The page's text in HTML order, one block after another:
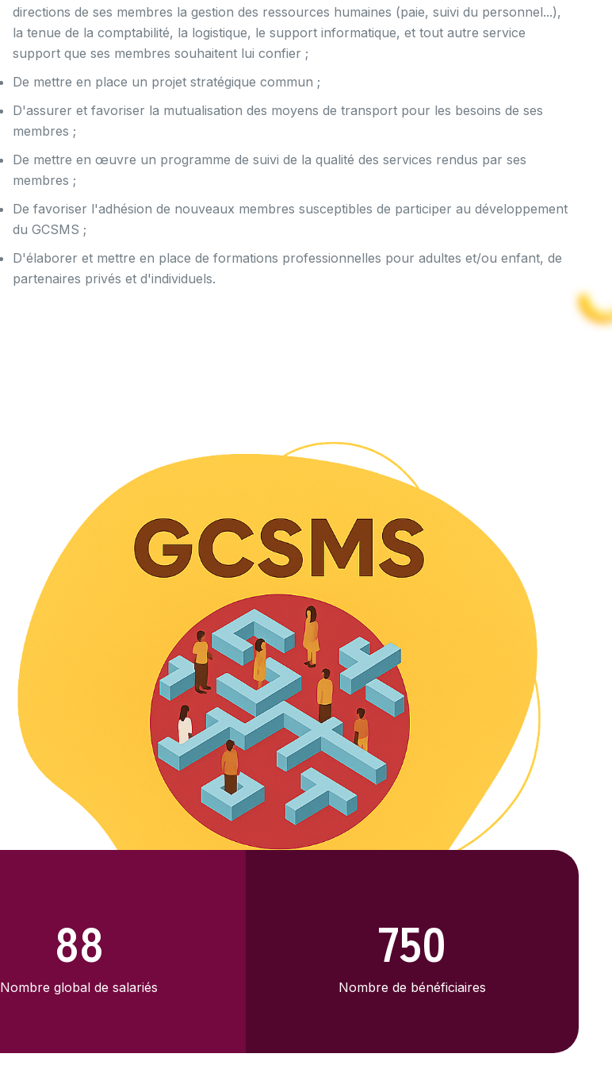
directions de ses membres la gestion des ressources humaines (paie, suivi du personnel...),
la tenue de la comptabilité, la logistique, le support informatique, et tout autre service
support que ses membres souhaitent lui confier ;
De mettre en place un projet stratégique commun ;
D'assurer et favoriser la mutualisation des moyens de transport pour les besoins de ses
membres ;
De mettre en œuvre un programme de suivi de la qualité des services rendus par ses
membres ;
De favoriser l'adhésion de nouveaux membres susceptibles de participer au développement
du GCSMS ;
D'élaborer et mettre en place de formations professionnelles pour adultes et/ou enfant, de
partenaires privés et d'individuels.
88
Nombre global de salariés
750
Nombre de bénéficiaires